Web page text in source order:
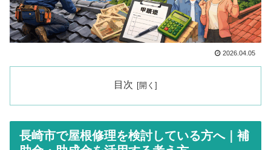
2026.04.05
目次
長崎市で屋根修理を検討している方へ｜補